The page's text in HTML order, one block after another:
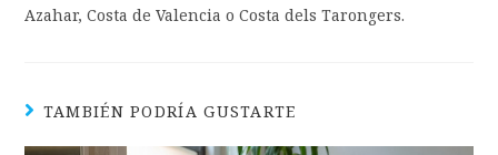
Azahar, Costa de Valencia o Costa dels Tarongers.
TAMBIÉN PODRÍA GUSTARTE